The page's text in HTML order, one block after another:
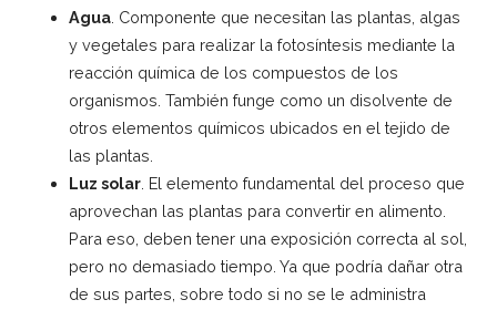
Agua . Componente que necesitan las plantas, algas
y vegetales para realizar la fotosíntesis mediante la
reacción química de los compuestos de los
organismos. También funge como un disolvente de
otros elementos químicos ubicados en el tejido de
las plantas.
Luz solar . El elemento fundamental del proceso que
aprovechan las plantas para convertir en alimento.
Para eso, deben tener una exposición correcta al sol,
pero no demasiado tiempo. Ya que podría dañar otra
de sus partes, sobre todo si no se le administra